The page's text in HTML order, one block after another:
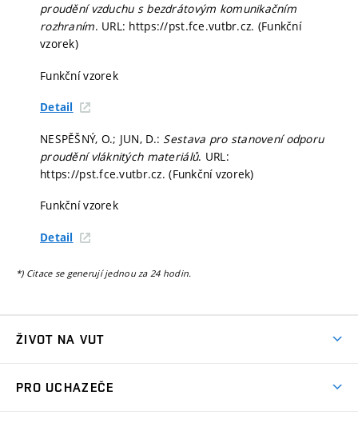
proudění vzduchu s bezdrátovým komunikačním
rozhraním. URL: https://pst.fce.vutbr.cz. (Funkční
vzorek)
Funkční vzorek
Detail
NESPĚŠNÝ, O.; JUN, D.: Sestava pro stanovení odporu
proudění vláknitých materiálů. URL:
https://pst.fce.vutbr.cz. (Funkční vzorek)
Funkční vzorek
Detail
*) Citace se generují jednou za 24 hodin.
ŽIVOT NA VUT
PRO UCHAZEČE